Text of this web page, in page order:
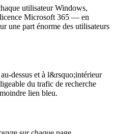
utilisateur Windows,
Microsoft 365 — en
une part énorme des utilisateurs
dessus et à l&rsquo;intérieur
du trafic de recherche
lien bleu.